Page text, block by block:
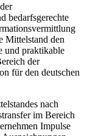
bedarfsgerechte
Mittelstand den
und praktikable
der
für den deutschen
nach
im Bereich
Impulse